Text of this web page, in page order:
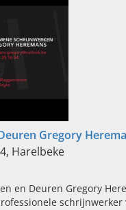
Gregory
Harelbeke
en Deuren Gregory
schrijnwerker